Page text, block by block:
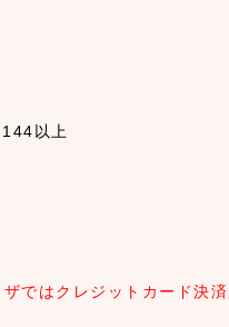
以上
ではクレジットカード決